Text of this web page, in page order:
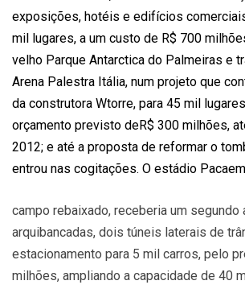
exposições, hotéis e edifícios
mil lugares, a um custo de R$ 700
velho Parque Antarctica do Palmeiras e
Arena Palestra Itália, num projeto que
da construtora Wtorre, para 45 mil
orçamento previsto deR$ 300 milhões,
2012; e até a proposta de reformar o
entrou nas cogitações. O estádio
campo rebaixado, receberia um segundo
arquibancadas, dois túneis laterais de
estacionamento para 5 mil carros, pelo
milhões, ampliando a capacidade de 40